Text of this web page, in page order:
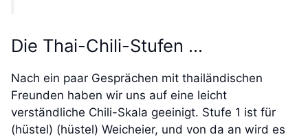
Die Thai-Chili-Stufen …
Nach ein paar Gesprächen mit thailändischen
Freunden haben wir uns auf eine leicht
verständliche Chili-Skala geeinigt. Stufe 1 ist für
(hüstel) (hüstel) Weicheier, und von da an wird es